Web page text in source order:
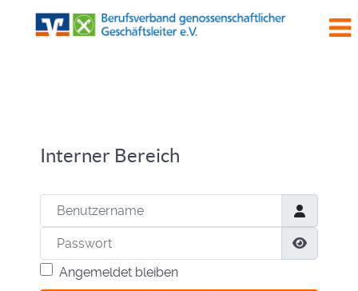
Interner Bereich
Benutzername
Passwort
Angemeldet bleiben